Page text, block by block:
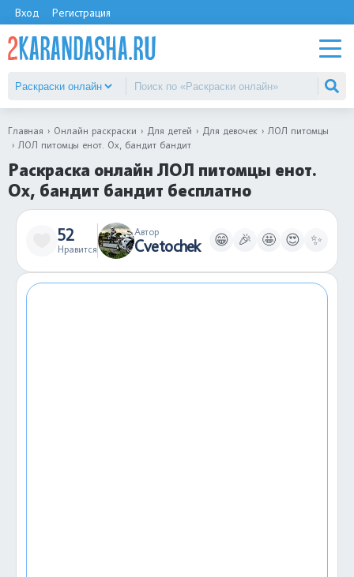
Вход Регистрация
Главная Онлайн раскраски Для детей Для девочек
ЛОЛ питомцы
ЛОЛ питомцы енот. Ох, бандит бандит
Раскраска онлайн ЛОЛ питомцы енот.
Ох, бандит бандит бесплатно
52
Нравится
Автор
Cvetochek 😁 🎉 🤩 😍 ✨